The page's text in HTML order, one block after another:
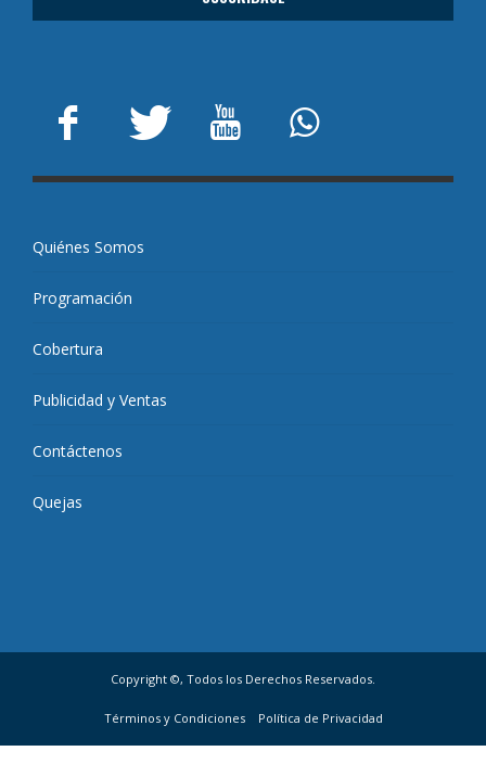
Quiénes Somos
Programación
Cobertura
Publicidad y Ventas
Contáctenos
Quejas
Copyright ©, Todos los Derechos Reservados.
Términos y Condiciones Política de Privacidad